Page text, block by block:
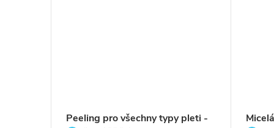
Peeling pro všechny typy pleti -